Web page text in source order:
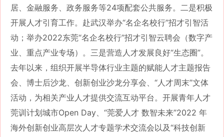
居、金融服务、政务服务等24项配套公共服务。二是积极
开展人才引育工作。赴武汉举办“名企名校行”招才引智活
动；举办2022东莞“名企名校行”招才引智云聘会（数字产
业、重点产业专场）。三是营造人才发展良好“生态圈”。
去年以来，组织开展半导体行业主题的赋能人才主题报告
会、博士后沙龙、创新创业沙龙分享会、“人才周末”文体
活动，为相关产业人才提供交流互动平台。开展青年人才
莞训计划城市Open Day、“莞爱人才 数智未来”2022 年
海外创新创业高层次人才专题学术交流会以及“科技创新